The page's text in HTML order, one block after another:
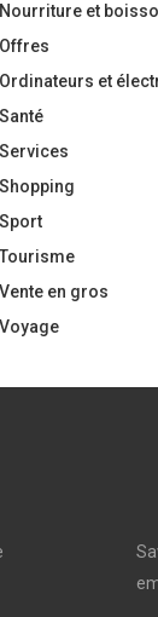
Nourriture et
Offres
Ordinateurs et
Santé
Services
Shopping
Sport
Tourisme
Vente en gros
Voyage